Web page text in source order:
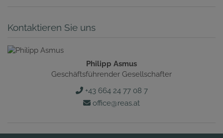
Kontaktieren Sie uns
Philipp Asmus
Geschäftsführender Gesellschafter
+43 664 24 77 08 7
office@reas.at